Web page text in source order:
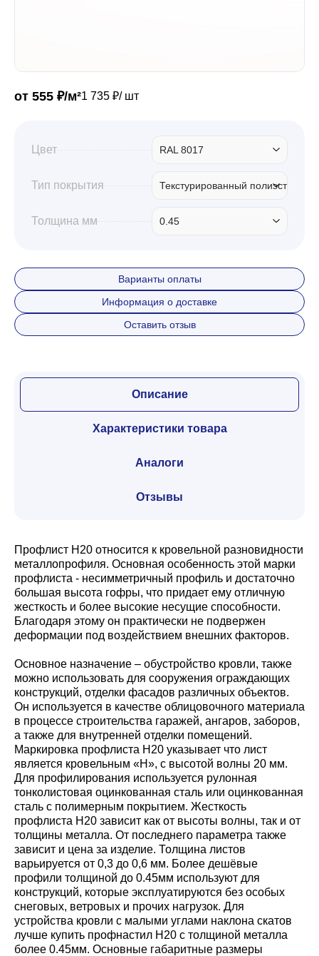
от 555 ₽/м²1 735 ₽/ шт
Цвет RAL 8017
Тип покрытия Текстурированный полиэстер
Толщина мм 0.45
Варианты оплаты
Информация о доставке
Оставить отзыв
Описание
Характеристики товара
Аналоги
Отзывы
Профлист Н20 относится к кровельной разновидности
металлопрофиля. Основная особенность этой марки
профлиста - несимметричный профиль и достаточно
большая высота гофры, что придает ему отличную
жесткость и более высокие несущие способности.
Благодаря этому он практически не подвержен
деформации под воздействием внешних факторов.
Основное назначение – обустройство кровли, также
можно использовать для сооружения ограждающих
конструкций, отделки фасадов различных объектов.
Он используется в качестве облицовочного материала
в процессе строительства гаражей, ангаров, заборов,
а также для внутренней отделки помещений.
Маркировка профлиста Н20 указывает что лист
является кровельным «Н», с высотой волны 20 мм.
Для профилирования используется рулонная
тонколистовая оцинкованная сталь или оцинкованная
сталь с полимерным покрытием. Жесткость
профлиста Н20 зависит как от высоты волны, так и от
толщины металла. От последнего параметра также
зависит и цена за изделие. Толщина листов
варьируется от 0,3 до 0,6 мм. Более дешёвые
профили толщиной до 0.45мм используют для
конструкций, которые эксплуатируются без особых
снеговых, ветровых и прочих нагрузок. Для
устройства кровли с малыми углами наклона скатов
лучше купить профнастил Н20 с толщиной металла
более 0.45мм. Основные габаритные размеры